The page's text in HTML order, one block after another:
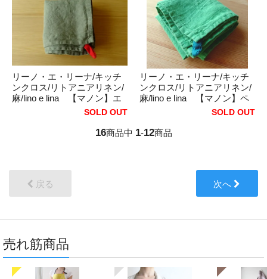
リーノ・エ・リーナ/キッチ
ンクロス/リトアニアリネン/
麻/lino e lina 【マノン】エ
SOLD OUT
リーノ・エ・リーナ/キッチ
ンクロス/リトアニアリネン/
麻/lino e lina 【マノン】ペ
SOLD OUT
16商品中 1-12商品
戻る 次へ
売れ筋商品